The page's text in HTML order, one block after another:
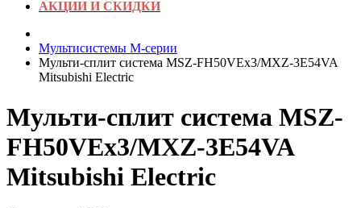
АКЦИИ И СКИДКИ
Мультисистемы M-серии
Мульти-сплит система MSZ-FH50VEх3/MXZ-3E54VA
Mitsubishi Electric
Мульти-сплит система MSZ-
FH50VEх3/MXZ-3E54VA
Mitsubishi Electric